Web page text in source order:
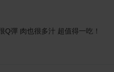
Q彈 肉也很多汁 超值得一吃！